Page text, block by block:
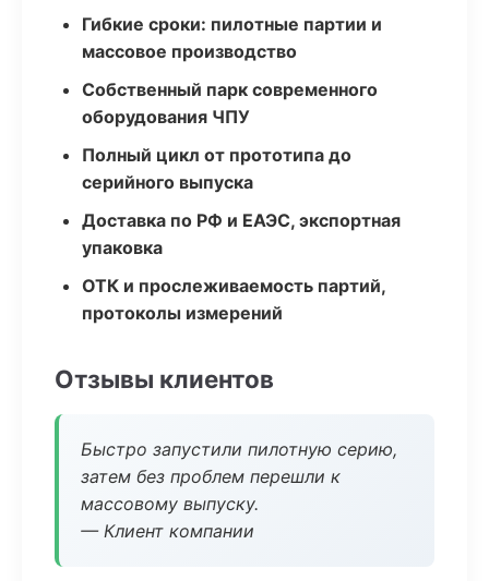
Гибкие сроки: пилотные партии и
массовое производство
Собственный парк современного
оборудования ЧПУ
Полный цикл от прототипа до
серийного выпуска
Доставка по РФ и ЕАЭС, экспортная
упаковка
ОТК и прослеживаемость партий,
протоколы измерений
Отзывы клиентов
Быстро запустили пилотную серию,
затем без проблем перешли к
массовому выпуску.
— Клиент компании